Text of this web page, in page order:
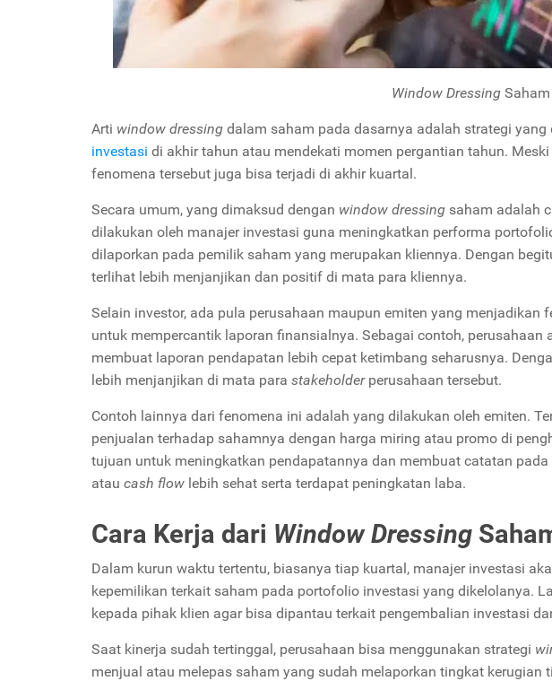
Window Dressing Saham
Arti window dressing dalam saham pada dasarnya adalah strategi
investasi di akhir tahun atau mendekati momen pergantian tahun.
fenomena tersebut juga bisa terjadi di akhir kuartal.
Secara umum, yang dimaksud dengan window dressing saham adalah
dilakukan oleh manajer investasi guna meningkatkan performa
dilaporkan pada pemilik saham yang merupakan kliennya. Dengan
terlihat lebih menjanjikan dan positif di mata para kliennya.
Selain investor, ada pula perusahaan maupun emiten yang menjadikan
untuk mempercantik laporan finansialnya. Sebagai contoh,
membuat laporan pendapatan lebih cepat ketimbang seharusnya.
lebih menjanjikan di mata para stakeholder perusahaan tersebut.
Contoh lainnya dari fenomena ini adalah yang dilakukan oleh emiten.
penjualan terhadap sahamnya dengan harga miring atau promo di
tujuan untuk meningkatkan pendapatannya dan membuat catatan
atau cash flow lebih sehat serta terdapat peningkatan laba.
Cara Kerja dari Window Dressing
Dalam kurun waktu tertentu, biasanya tiap kuartal, manajer investasi
kepemilikan terkait saham pada portofolio investasi yang dikelolanya.
kepada pihak klien agar bisa dipantau terkait pengembalian investasi
Saat kinerja sudah tertinggal, perusahaan bisa menggunakan strategi
menjual atau melepas saham yang sudah melaporkan tingkat kerugian